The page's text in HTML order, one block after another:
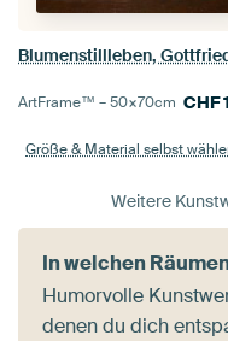
ArtFrame™ –50×70cm CHF
Größe & Material selbst
Weitere
In welchen
Humorvolle
denen du dich